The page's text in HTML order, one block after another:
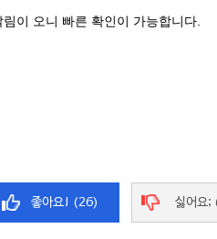
이 오니 빠른 확인이 가능합니다.
좋아요! (26) 싫어요;